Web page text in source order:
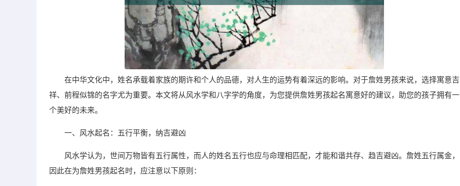
在中华文化中，姓名承载着家族的期许和个人的品德，对人生的运势有着深远的影响。对于詹姓男孩来说，选择寓意吉
祥、前程似锦的名字尤为重要。本文将从风水学和八字学的角度，为您提供詹姓男孩起名寓意好的建议，助您的孩子拥有一
个美好的未来。
一、风水起名：五行平衡，纳吉避凶
风水学认为，世间万物皆有五行属性，而人的姓名五行也应与命理相匹配，才能和谐共存、趋吉避凶。詹姓五行属金，
因此在为詹姓男孩起名时，应注意以下原则：